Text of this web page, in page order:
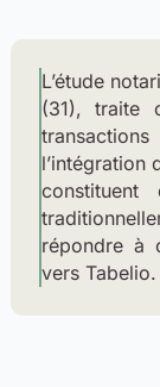
L’étude
(31), traite
l’intégration
constituent
répondre à
vers Tabelio.